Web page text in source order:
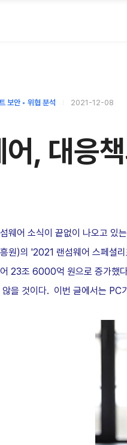
보안 ◦ 위협 분석 2021-12-08
어, 대응
웨어 소식이 끝없이 나오고 있
원)의 '2021 랜섬웨어 스페셜
23조 6000억 원으로 증가했
않을 것이다. 이번 글에서는 PC